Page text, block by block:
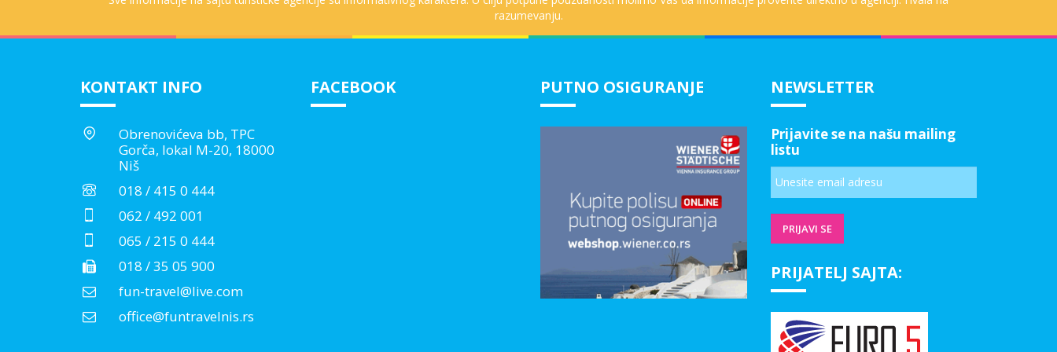
razumevanju.
KONTAKT INFO
Obrenovićeva bb, TPC
Gorča, lokal M-20, 18000
Niš
018 / 415 0 444
062 / 492 001
065 / 215 0 444
018 / 35 05 900
fun-travel@live.com
office@funtravelnis.rs
FACEBOOK PUTNO OSIGURANJE NEWSLETTER
Prijavite se na našu mailing
listu
PRIJATELJ SAJTA: